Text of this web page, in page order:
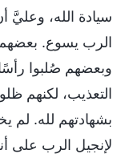
سيادة الله، وعليَّ
الرب يسوع.
وبعضهم صُلبوا
التعذيب، لكنهم
بشهادتهم لله. لم
لإنجيل الرب على